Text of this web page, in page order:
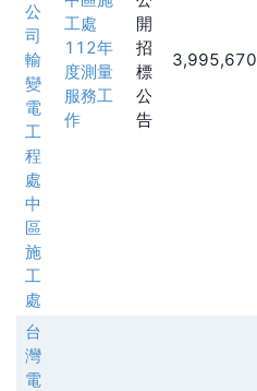
公
司
輸
變
電
工
程
處
中
區
施
工
處
工處
112年
度測量
服務工
作
開
招
標
公
告
3,995,670
台
灣
電